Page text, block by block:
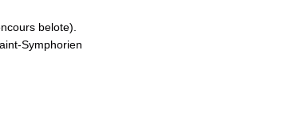
belote).
Symphorien